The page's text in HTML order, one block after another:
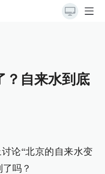
？自来水到底
论“北京的自来水变
吗？